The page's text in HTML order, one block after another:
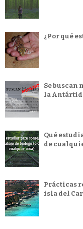
¿Por qué
Se buscan
la
Qué
de
Prácticas
isla del